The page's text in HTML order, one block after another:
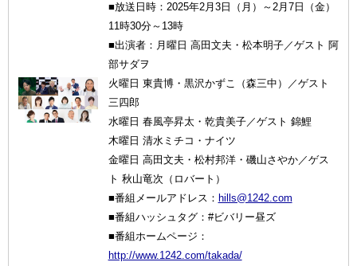
■放送日時：2025年2月3日（月）～2月7日（金）
11時30分～13時
■出演者：月曜日 高田文夫・松本明子／ゲスト 阿
部サダヲ
火曜日 東貴博・黒沢かずこ（森三中）／ゲスト
三四郎
水曜日 春風亭昇太・乾貴美子／ゲスト 錦鯉
木曜日 清水ミチコ・ナイツ
金曜日 高田文夫・松村邦洋・磯山さやか／ゲス
ト 秋山竜次（ロバート）
■番組メールアドレス： hills@1242.com
■番組ハッシュタグ：#ビバリー昼ズ
■番組ホームページ：
http://www.1242.com/takada/